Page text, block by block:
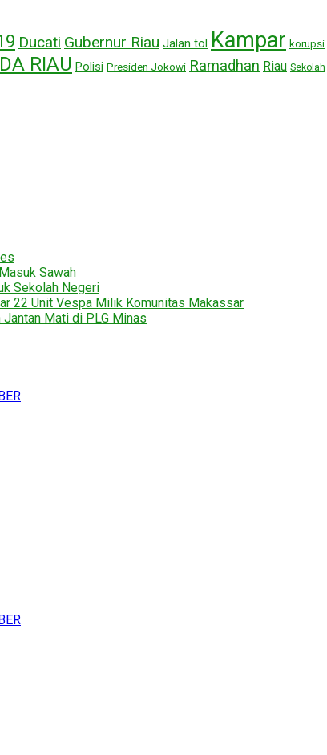
Ducati Gubernur Riau Jalan tol Kampar korupsi
RIAU Polisi Presiden Jokowi Ramadhan Riau Sekolah
Sawah
Sekolah Negeri
22 Unit Vespa Milik Komunitas Makassar
Mati di PLG Minas